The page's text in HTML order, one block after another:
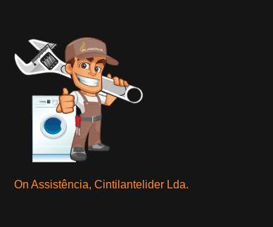
On Assistência, Cintilantelider Lda.